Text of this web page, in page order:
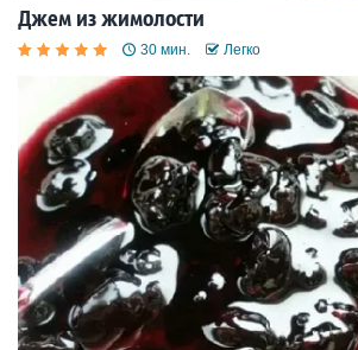
Джем из жимолости
30 мин. Легко